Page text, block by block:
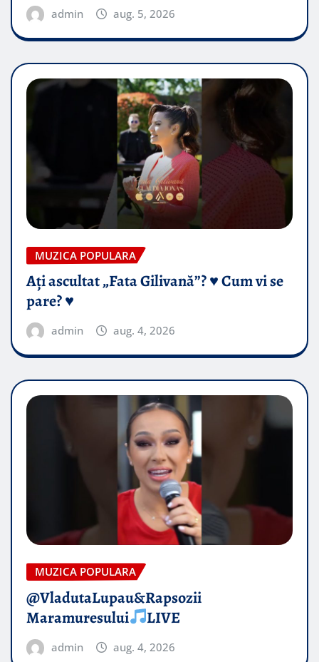
admin aug. 5, 2026
MUZICA POPULARA
Ați ascultat „Fata Gilivană”? ♥️ Cum vi se
pare? ♥️
admin aug. 4, 2026
MUZICA POPULARA
@VladutaLupau&Rapsozii
Maramuresului
LIVE
admin aug. 4, 2026